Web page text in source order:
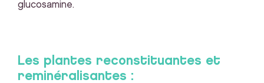
glucosamine.
Les plantes reconstituantes et
reminéralisantes :